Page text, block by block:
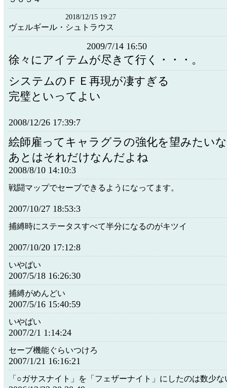
2018/12/15 19:27
ヴェルギール・シュトラウス
2009/7/14 16:50
徐々にアイテムが尽きて行く・・・。
システムのＦＥ再現が凄すぎる
完璧といってよい
2008/12/26 17:39:7
絵師雇ってキャラグラの強化を望みたい
あとはそれだけなんだよね
2008/8/10 14:10:3
戦闘マップでセーブできるようになってます。
2007/10/27 18:53:3
捕縛時にステータスすべて半分になるのがキツイ
2007/10/20 17:12:8
いやばい
2007/5/18 16:26:30
捕縛がめんどい
2007/5/16 15:40:59
いやばい
2007/2/1 1:14:24
セーブ機能ぐらいつけろ
2007/1/21 16:16:21
「○ガサスナイト」を「フェザーナイト」にしたのは数少